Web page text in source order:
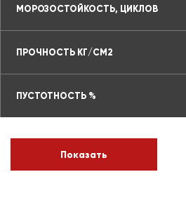
МОРОЗОСТОЙКОСТЬ, ЦИКЛОВ
ПРОЧНОСТЬ КГ/СМ2
ПУСТОТНОСТЬ %